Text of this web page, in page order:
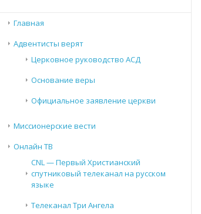
Главная
Адвентисты верят
Церковное руководство АСД
Основание веры
Официальное заявление церкви
Миссионерские вести
Онлайн ТВ
CNL — Первый Христианский
спутниковый телеканал на русском
языке
Телеканал Три Ангела